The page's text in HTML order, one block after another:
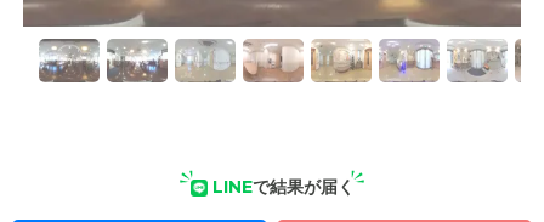
LINEで結果が届く